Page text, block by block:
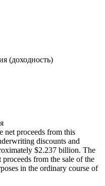
(доходность)
net proceeds from this
discounts and
$2.237 billion. The
from the sale of the
in the ordinary course of